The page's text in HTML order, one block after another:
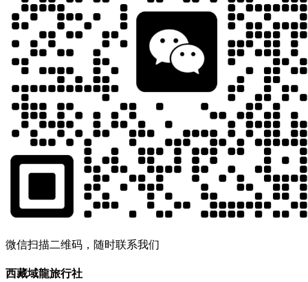
微信扫描二维码，随时联系我们
西藏域龍旅行社